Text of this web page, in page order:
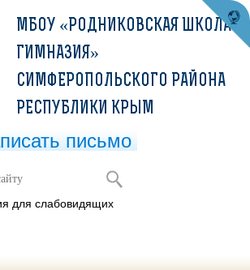
МБОУ «РОДНИКОВСКАЯ ШКОЛА-
ГИМНАЗИЯ»
СИМФЕРОПОЛЬСКОГО РАЙОНА
РЕСПУБЛИКИ КРЫМ
письмо
для слабовидящих